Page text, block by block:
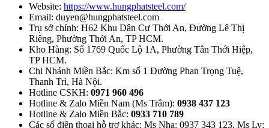
Website: https://www.hungphatsteel.com/
Email: duyen@hungphatsteel.com
Trụ sở chính: H62 Khu Dân Cư Thới An, Đường Lê Thị
Riêng, Phường Thới An, TP HCM.
Kho Hàng: Số 1769 Quốc Lộ 1A, Phường Tân Thới Hiệp,
TP HCM.
Chi Nhánh Miền Bắc: Km số 1 Đường Phan Trọng Tuệ,
Thanh Trì, Hà Nội.
Hotline CSKH: 0971 960 496
Hotline & Zalo Miền Nam (Ms Trâm): 0938 437 123
Hotline & Zalo Miền Bắc: 0933 710 789
Các số điện thoại hỗ trợ khác: Ms Nha: 0937 343 123, Ms Ly: